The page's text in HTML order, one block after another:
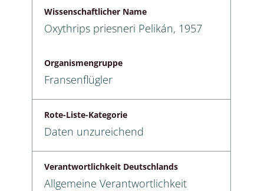
Wissenschaftlicher Name
Oxythrips priesneri Pelikán, 1957
Organismengruppe
Fransenflügler
Rote-Liste-Kategorie
Daten unzureichend
Verantwortlichkeit Deutschlands
Allgemeine Verantwortlichkeit